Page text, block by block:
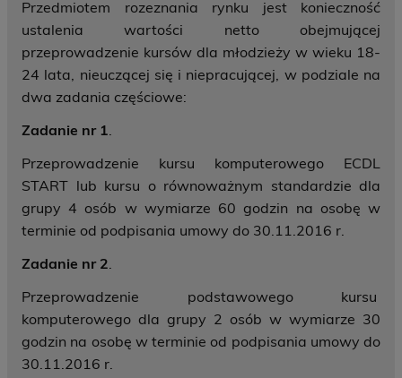
Przedmiotem rozeznania rynku jest konieczność
ustalenia wartości netto obejmującej
przeprowadzenie kursów dla młodzieży w wieku 18-
24 lata, nieuczącej się i niepracującej, w podziale na
dwa zadania częściowe:
Zadanie nr 1.
Przeprowadzenie kursu komputerowego ECDL
START lub kursu o równoważnym standardzie dla
grupy 4 osób w wymiarze 60 godzin na osobę w
terminie od podpisania umowy do 30.11.2016 r.
Zadanie nr 2.
Przeprowadzenie podstawowego kursu
komputerowego dla grupy 2 osób w wymiarze 30
godzin na osobę w terminie od podpisania umowy do
30.11.2016 r.